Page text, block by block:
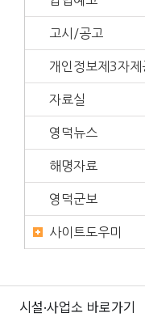
고시/공고
개인정보제3자제
자료실
영덕뉴스
해명자료
영덕군보
사이트도우미
시설·사업소 바로가기